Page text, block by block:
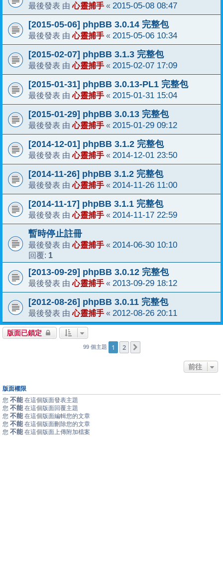
最後發表 由心靈捕手 « 2015-05-08 08:47
[2015-05-06] phpBB 3.0.14 完整包
最後發表 由心靈捕手 « 2015-05-06 10:34
[2015-02-07] phpBB 3.1.3 完整包
最後發表 由心靈捕手 « 2015-02-07 17:09
[2015-01-31] phpBB 3.0.13-PL1 完整包
最後發表 由心靈捕手 « 2015-01-31 15:04
[2015-01-29] phpBB 3.0.13 完整包
最後發表 由心靈捕手 « 2015-01-29 09:12
[2014-12-01] phpBB 3.1.2 完整包
最後發表 由心靈捕手 « 2014-12-01 23:50
[2014-11-26] phpBB 3.1.2 完整包
最後發表 由心靈捕手 « 2014-11-26 11:00
[2014-11-17] phpBB 3.1.1 完整包
最後發表 由心靈捕手 « 2014-11-17 22:59
暫時停止註冊
最後發表 由心靈捕手 « 2014-06-30 10:10
回覆: 1
[2013-09-29] phpBB 3.0.12 完整包
最後發表 由心靈捕手 « 2013-09-29 18:12
[2012-08-26] phpBB 3.0.11 完整包
最後發表 由心靈捕手 « 2012-08-26 20:11
版面已鎖定
99 個主題 1 2
前往
版面權限
您 不能 在這個版面發表主題
您 不能 在這個版面回覆主題
您 不能 在這個版面編輯您的文章
您 不能 在這個版面刪除您的文章
您 不能 在這個版面上傳附加檔案